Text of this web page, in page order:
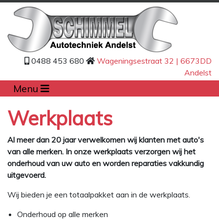
0488 453 680
Wageningsestraat 32 | 6673DD
Andelst
Menu
Werkplaats
Al meer dan 20 jaar verwelkomen wij klanten met auto's
van alle merken. In onze werkplaats verzorgen wij het
onderhoud van uw auto en worden reparaties vakkundig
uitgevoerd.
Wij bieden je een totaalpakket aan in de werkplaats.
Onderhoud op alle merken